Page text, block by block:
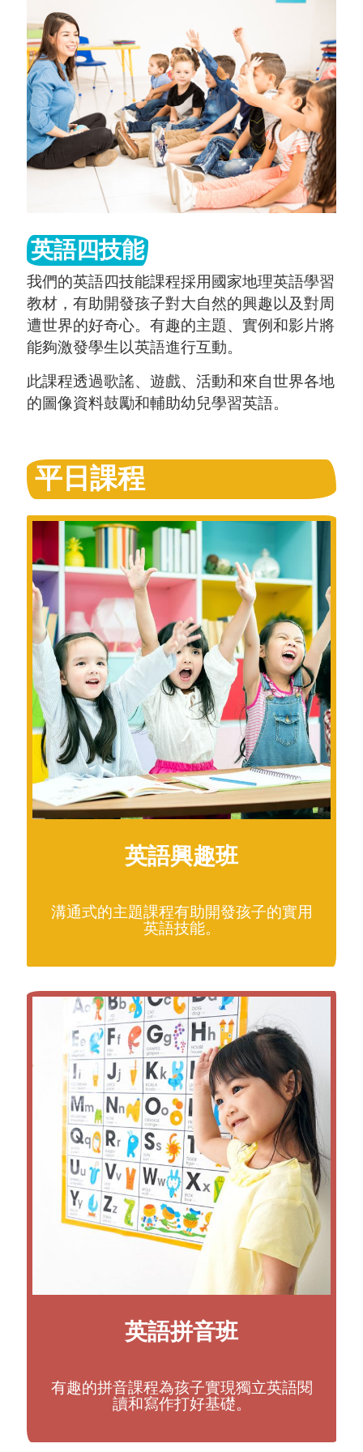
英語四技能
我們的英語四技能課程採用國家地理英語學習
教材，有助開發孩子對大自然的興趣以及對周
遭世界的好奇心。有趣的主題、實例和影片將
能夠激發學生以英語進行互動。
此課程透過歌謠、遊戲、活動和來自世界各地
的圖像資料鼓勵和輔助幼兒學習英語。
平日課程
英語興趣班
溝通式的主題課程有助開發孩子的實用
英語技能。
英語拼音班
有趣的拼音課程為孩子實現獨立英語閱
讀和寫作打好基礎。